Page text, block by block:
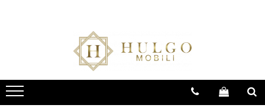
Bucatarie EVORA
Seturi Bucatarie Evora
Corpuri Evora
Bucatarie BLANCA
Seturi Bucatarie Blanca
Corpuri Blanca
Living QUADRO
Colectia QUADRO
Seturi Living QUADRO
Corpuri QUADRO
Seturi Baie Eos
Corpuri Baie Eos